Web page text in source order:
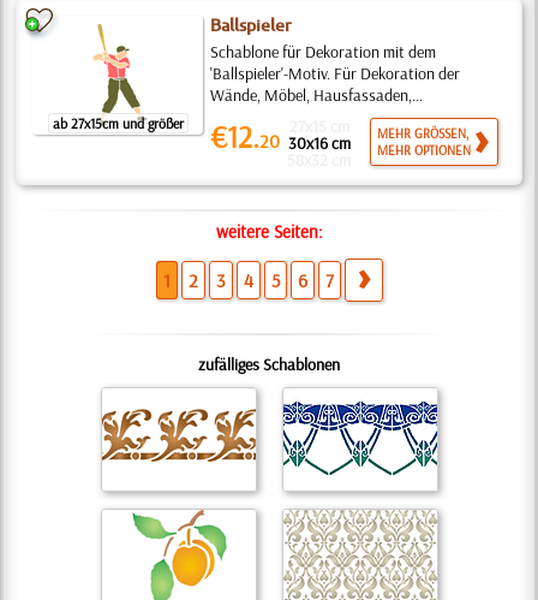
ab 27x15cm und größer
Ballspieler
Schablone für Dekoration mit dem
'Ballspieler'-Motiv. Für Dekoration der
Wände, Möbel, Hausfassaden,...
€12.20 30x16 cm
MEHR GRÖSSEN,
MEHR OPTIONEN
weitere Seiten:
1 2 3 4 5 6 7
zufälliges Schablonen